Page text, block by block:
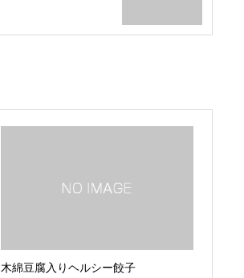
木綿豆腐入りヘルシー餃子